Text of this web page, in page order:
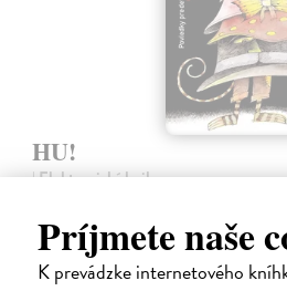
Príjmete naše
K prevádzke internetového
HU!
| Elektronická kniha
neodohrávajú niekde ďaleko, ale tu
Zobrazujú svet plný fantázie, humoru,
problémy, ktoré…